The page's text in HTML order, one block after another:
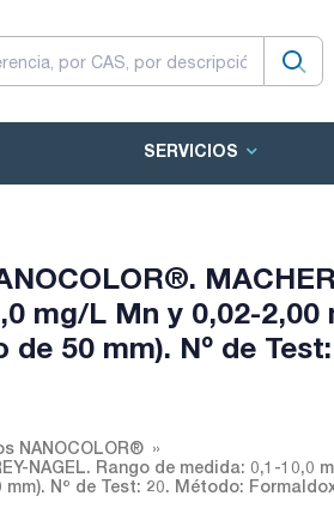
SERVICIOS
mg/L Mn y 0,02-2,00
50 mm). Nº de
NANOCOLOR®
NAGEL. Rango de medida: 0,1-10,0
Nº de Test: 20. Método: